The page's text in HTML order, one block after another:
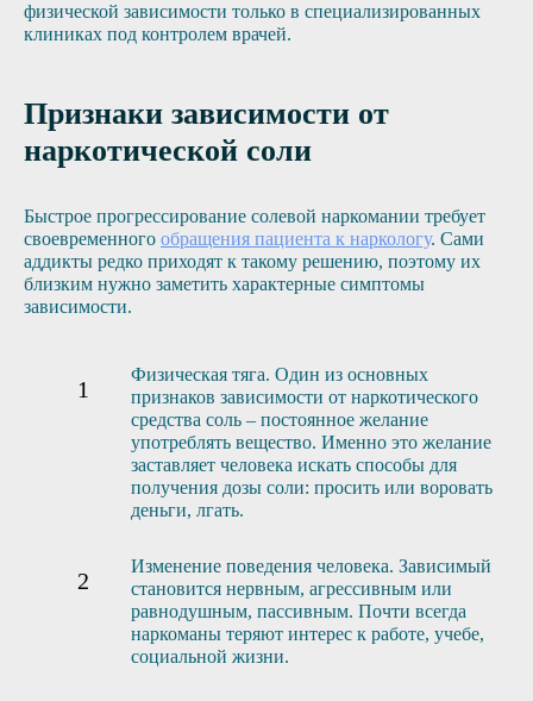
физической зависимости только в специализированных
клиниках под контролем врачей.
Признаки зависимости от
наркотической соли
Быстрое прогрессирование солевой наркомании требует
своевременного обращения пациента к наркологу. Сами
аддикты редко приходят к такому решению, поэтому их
близким нужно заметить характерные симптомы
зависимости.
Физическая тяга. Один из основных
признаков зависимости от наркотического
средства соль – постоянное желание
употреблять вещество. Именно это желание
заставляет человека искать способы для
получения дозы соли: просить или воровать
деньги, лгать.
Изменение поведения человека. Зависимый
становится нервным, агрессивным или
равнодушным, пассивным. Почти всегда
наркоманы теряют интерес к работе, учебе,
социальной жизни.